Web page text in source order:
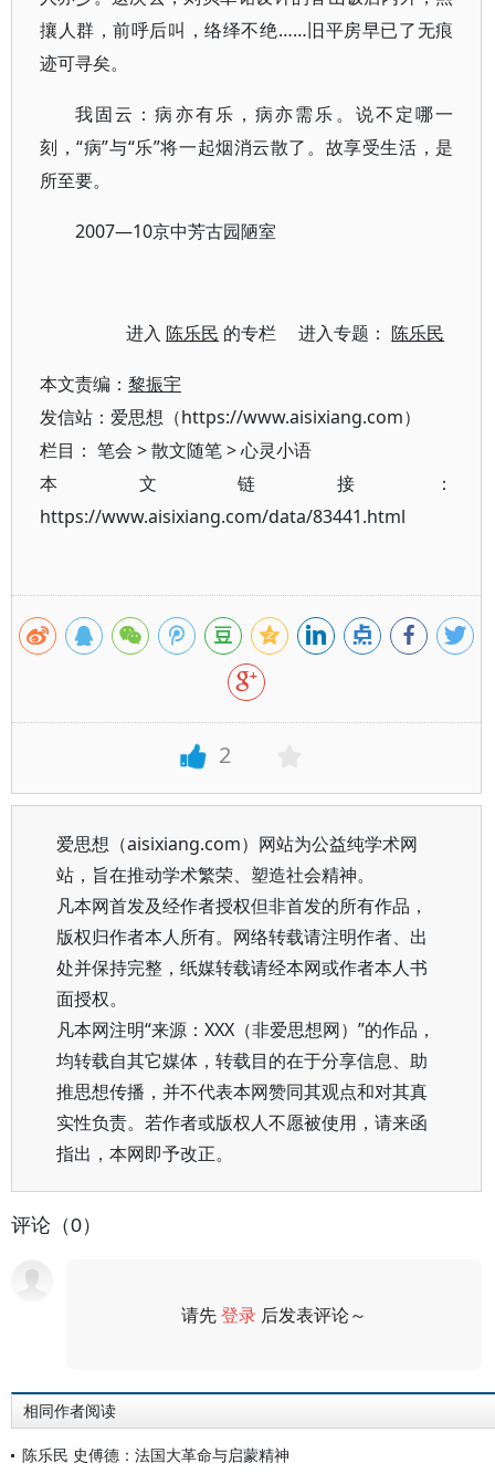
攘人群，前呼后叫，络绎不绝……旧平房早已了无痕
迹可寻矣。
我固云：病亦有乐，病亦需乐。说不定哪一
刻，“病”与“乐”将一起烟消云散了。故享受生活，是
所至要。
2007—10京中芳古园陋室
进入陈乐民 的专栏 进入专题：陈乐民
本文责编： 黎振宇
发信站：爱思想（https://www.aisixiang.com）
栏目： 笔会 >散文随笔>心灵小语
本文链接：
https://www.aisixiang.com/data/83441.html
2
爱思想（aisixiang.com）网站为公益纯学术网
站，旨在推动学术繁荣、塑造社会精神。
凡本网首发及经作者授权但非首发的所有作品，
版权归作者本人所有。网络转载请注明作者、出
处并保持完整，纸媒转载请经本网或作者本人书
面授权。
凡本网注明“来源：XXX（非爱思想网）”的作品，
均转载自其它媒体，转载目的在于分享信息、助
推思想传播，并不代表本网赞同其观点和对其真
实性负责。若作者或版权人不愿被使用，请来函
指出，本网即予改正。
评论（0）
请先登录 后发表评论～
相同作者阅读
陈乐民 史傅德：法国大革命与启蒙精神